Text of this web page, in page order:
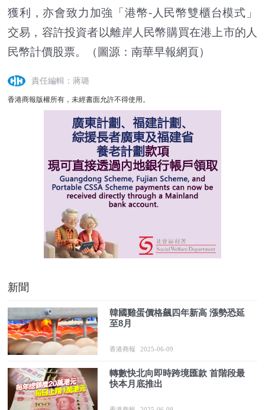
獲利，亦會致力加強「港幣-人民幣雙櫃台模式」
交易，容許投資者以離岸人民幣購買在港上市的人
民幣計價股票。（圖源：南華早報網頁）
責任編輯：蔣璐
香港商報版權所有，未經書面允許不得使用。
新聞
韓國雞蛋價格飆四年新高 漲勢恐延
至8月
香港商報 2025-06-09
轉數快北向即時跨境匯款 首階段最
快本月底推出